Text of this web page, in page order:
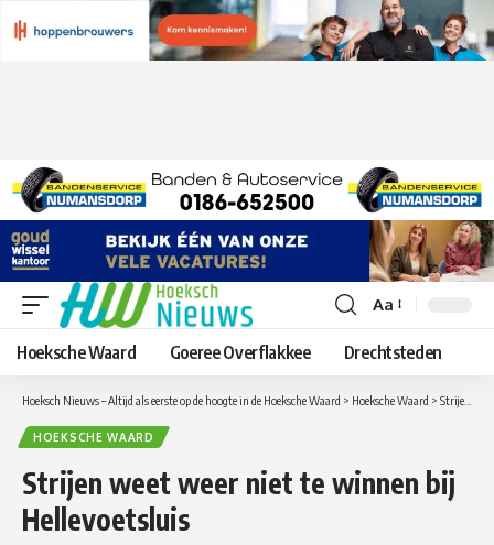
Lettergrootte
aanpassen
Aa
Hoeksche Waard Goeree Overflakkee Drechtsteden
Hoeksch Nieuws – Altijd als eerste op de hoogte in de Hoeksche Waard > Hoeksche Waard > Strijen weet weer niet te winnen bij Hellevoetsluis
HOEKSCHE WAARD
Strijen weet weer niet te winnen bij
Hellevoetsluis